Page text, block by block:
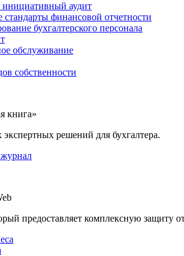
аудит
финансовой отчетности
бухгалтерского персонала
обслуживание
собственности
книга»
решений для бухгалтера.
предоставляет комплексную защиту